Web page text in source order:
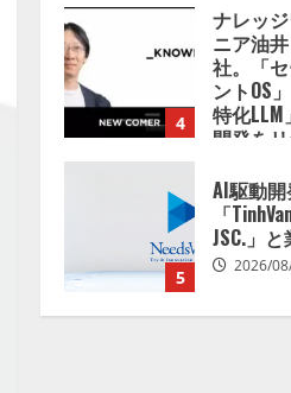
2026/
5
AI駆動
「
JSC.」
2026/
1
【開催
ットフ
よび新
者発表
2026/